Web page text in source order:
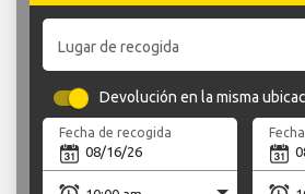
Lugar de recogida
Devolución en la misma
Fecha de recogida